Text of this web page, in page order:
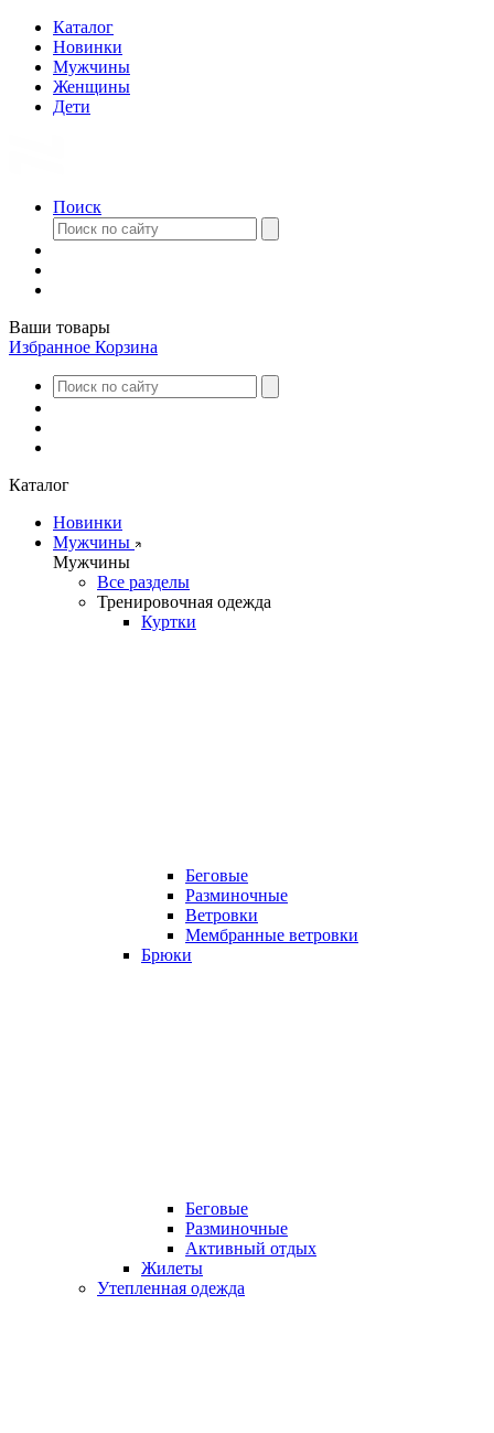
Каталог
Новинки
Мужчины
Женщины
Дети
Поиск
Ваши товары
Избранное Корзина
Каталог
Новинки
Мужчины
Мужчины
Все разделы
Тренировочная одежда
Куртки
Беговые
Разминочные
Ветровки
Мембранные ветровки
Брюки
Беговые
Разминочные
Активный отдых
Жилеты
Утепленная одежда